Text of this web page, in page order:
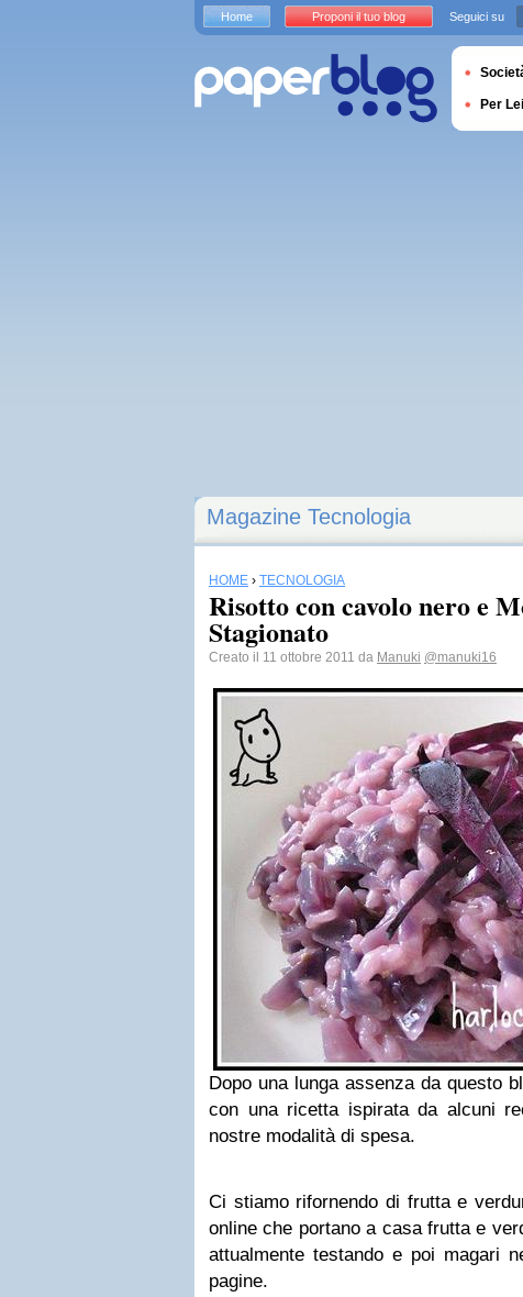
Magazine Tecnologia
HOME › TECNOLOGIA
Risotto con cavolo nero e
Stagionato
Creato il 11 ottobre 2011 da Manuki @manuki16
Dopo una lunga assenza da questo
con una ricetta ispirata da alcuni
nostre modalità di spesa.
Ci stiamo rifornendo di frutta e
online che portano a casa frutta e
attualmente testando e poi magari
pagine.
Home Proponi il tuo blog Seguici su
Per Lei